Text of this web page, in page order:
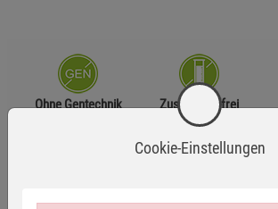
Ohne Gentechnik Zusatzstofffrei
Cookie-Einstellungen